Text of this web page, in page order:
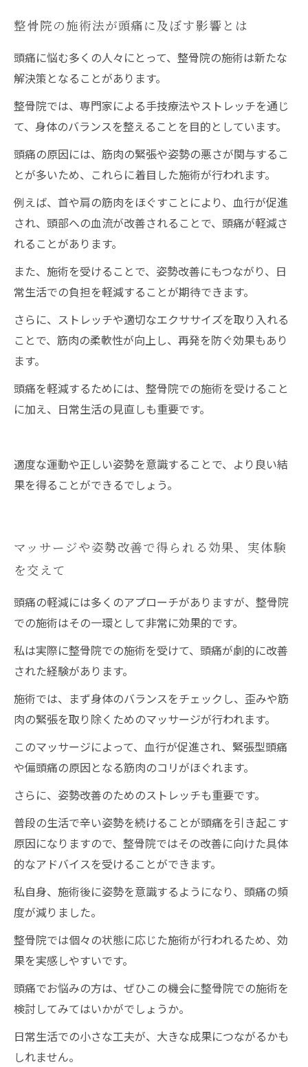
整骨院の施術法が頭痛に及ぼす影響とは
頭痛に悩む多くの人々にとって、整骨院の施術は新たな
解決策となることがあります。
整骨院では、専門家による手技療法やストレッチを通じ
て、身体のバランスを整えることを目的としています。
頭痛の原因には、筋肉の緊張や姿勢の悪さが関与するこ
とが多いため、これらに着目した施術が行われます。
例えば、首や肩の筋肉をほぐすことにより、血行が促進
され、頭部への血流が改善されることで、頭痛が軽減さ
れることがあります。
また、施術を受けることで、姿勢改善にもつながり、日
常生活での負担を軽減することが期待できます。
さらに、ストレッチや適切なエクササイズを取り入れる
ことで、筋肉の柔軟性が向上し、再発を防ぐ効果もあり
ます。
頭痛を軽減するためには、整骨院での施術を受けること
に加え、日常生活の見直しも重要です。
適度な運動や正しい姿勢を意識することで、より良い結
果を得ることができるでしょう。
マッサージや姿勢改善で得られる効果、実体験
を交えて
頭痛の軽減には多くのアプローチがありますが、整骨院
での施術はその一環として非常に効果的です。
私は実際に整骨院での施術を受けて、頭痛が劇的に改善
された経験があります。
施術では、まず身体のバランスをチェックし、歪みや筋
肉の緊張を取り除くためのマッサージが行われます。
このマッサージによって、血行が促進され、緊張型頭痛
や偏頭痛の原因となる筋肉のコリがほぐれます。
さらに、姿勢改善のためのストレッチも重要です。
普段の生活で辛い姿勢を続けることが頭痛を引き起こす
原因になりますので、整骨院ではその改善に向けた具体
的なアドバイスを受けることができます。
私自身、施術後に姿勢を意識するようになり、頭痛の頻
度が減りました。
整骨院では個々の状態に応じた施術が行われるため、効
果を実感しやすいです。
頭痛でお悩みの方は、ぜひこの機会に整骨院での施術を
検討してみてはいかがでしょうか。
日常生活での小さな工夫が、大きな成果につながるかも
しれません。